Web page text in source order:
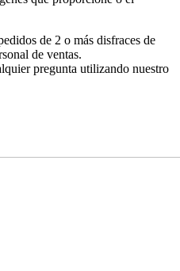
de 2 o más disfraces de
de ventas.
pregunta utilizando nuestro